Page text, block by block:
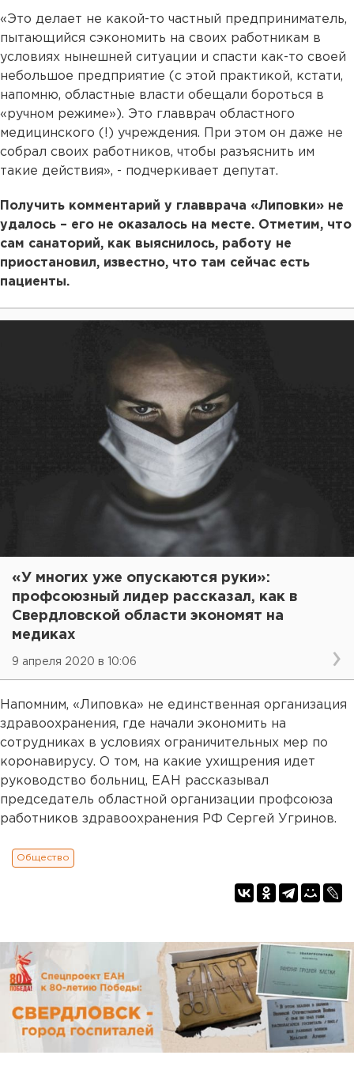
«Это делает не какой-то частный предприниматель,
пытающийся сэкономить на своих работникам в
условиях нынешней ситуации и спасти как-то своей
небольшое предприятие (с этой практикой, кстати,
напомню, областные власти обещали бороться в
«ручном режиме»). Это главврач областного
медицинского (!) учреждения. При этом он даже не
собрал своих работников, чтобы разъяснить им
такие действия», - подчеркивает депутат.
Получить комментарий у главврача «Липовки» не
удалось – его не оказалось на месте. Отметим, что
сам санаторий, как выяснилось, работу не
приостановил, известно, что там сейчас есть
пациенты.
«У многих уже опускаются руки»:
профсоюзный лидер рассказал, как в
Свердловской области экономят на
медиках
9 апреля 2020 в 10:06
Напомним, «Липовка» не единственная организация
здравоохранения, где начали экономить на
сотрудниках в условиях ограничительных мер по
коронавирусу. О том, на какие ухищрения идет
руководство больниц, ЕАН рассказывал
председатель областной организации профсоюза
работников здравоохранения РФ Сергей Угринов.
Общество